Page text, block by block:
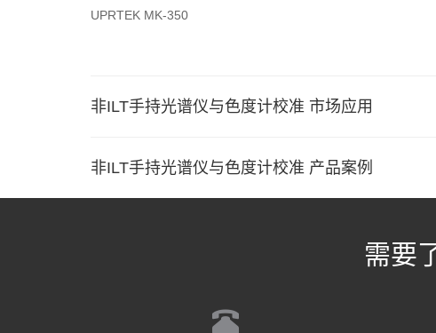
UPRTEK MK-350
非ILT手持光谱仪与色度计校准 市场应用
非ILT手持光谱仪与色度计校准 产品案例
需要